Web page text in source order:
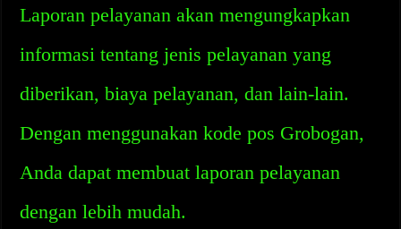
Laporan pelayanan akan mengungkapkan
informasi tentang jenis pelayanan yang
diberikan, biaya pelayanan, dan lain-lain.
Dengan menggunakan kode pos Grobogan,
Anda dapat membuat laporan pelayanan
dengan lebih mudah.